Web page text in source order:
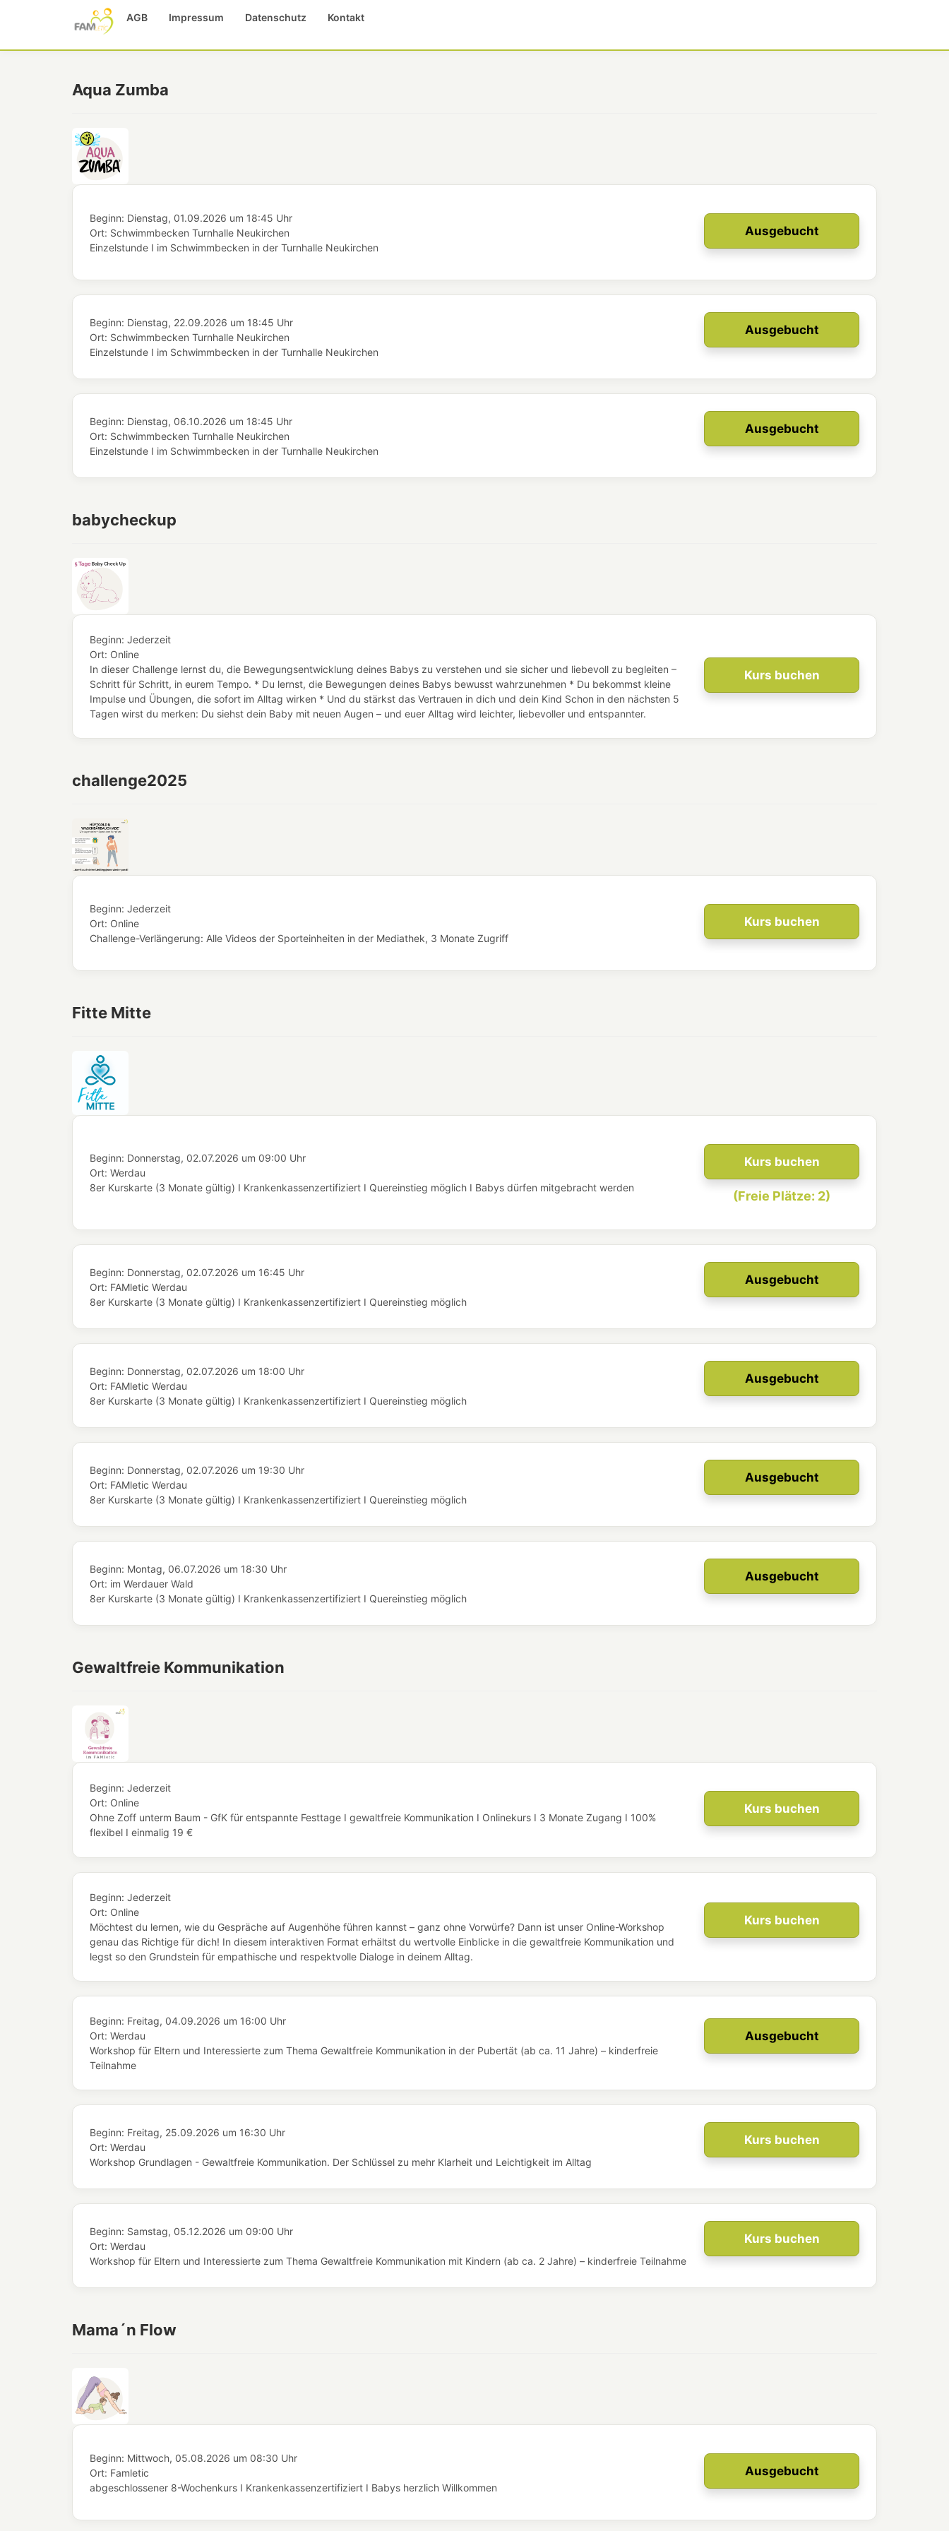
AGB Impressum Datenschutz Kontakt
Aqua Zumba
Ausgebucht
Beginn: Dienstag, 01.09.2026 um 18:45 Uhr
Ort: Schwimmbecken Turnhalle Neukirchen
Einzelstunde I im Schwimmbecken in der Turnhalle Neukirchen
Ausgebucht
Beginn: Dienstag, 22.09.2026 um 18:45 Uhr
Ort: Schwimmbecken Turnhalle Neukirchen
Einzelstunde I im Schwimmbecken in der Turnhalle Neukirchen
Ausgebucht
Beginn: Dienstag, 06.10.2026 um 18:45 Uhr
Ort: Schwimmbecken Turnhalle Neukirchen
Einzelstunde I im Schwimmbecken in der Turnhalle Neukirchen
babycheckup
Kurs buchen
Beginn: Jederzeit
Ort: Online
In dieser Challenge lernst du, die Bewegungsentwicklung deines Babys zu verstehen und sie sicher und liebevoll zu begleiten –
Schritt für Schritt, in eurem Tempo. * Du lernst, die Bewegungen deines Babys bewusst wahrzunehmen * Du bekommst kleine
Impulse und Übungen, die sofort im Alltag wirken * Und du stärkst das Vertrauen in dich und dein Kind Schon in den nächsten 5
Tagen wirst du merken: Du siehst dein Baby mit neuen Augen – und euer Alltag wird leichter, liebevoller und entspannter.
challenge2025
Kurs buchen
Beginn: Jederzeit
Ort: Online
Challenge-Verlängerung: Alle Videos der Sporteinheiten in der Mediathek, 3 Monate Zugriff
Fitte Mitte
Kurs buchen
(Freie Plätze: 2)
Beginn: Donnerstag, 02.07.2026 um 09:00 Uhr
Ort: Werdau
8er Kurskarte (3 Monate gültig) I Krankenkassenzertifiziert I Quereinstieg möglich I Babys dürfen mitgebracht werden
Ausgebucht
Beginn: Donnerstag, 02.07.2026 um 16:45 Uhr
Ort: FAMletic Werdau
8er Kurskarte (3 Monate gültig) I Krankenkassenzertifiziert I Quereinstieg möglich
Ausgebucht
Beginn: Donnerstag, 02.07.2026 um 18:00 Uhr
Ort: FAMletic Werdau
8er Kurskarte (3 Monate gültig) I Krankenkassenzertifiziert I Quereinstieg möglich
Ausgebucht
Beginn: Donnerstag, 02.07.2026 um 19:30 Uhr
Ort: FAMletic Werdau
8er Kurskarte (3 Monate gültig) I Krankenkassenzertifiziert I Quereinstieg möglich
Ausgebucht
Beginn: Montag, 06.07.2026 um 18:30 Uhr
Ort: im Werdauer Wald
8er Kurskarte (3 Monate gültig) I Krankenkassenzertifiziert I Quereinstieg möglich
Gewaltfreie Kommunikation
Kurs buchen
Beginn: Jederzeit
Ort: Online
Ohne Zoff unterm Baum - GfK für entspannte Festtage I gewaltfreie Kommunikation I Onlinekurs I 3 Monate Zugang I 100%
flexibel I einmalig 19 €
Kurs buchen
Beginn: Jederzeit
Ort: Online
Möchtest du lernen, wie du Gespräche auf Augenhöhe führen kannst – ganz ohne Vorwürfe? Dann ist unser Online-Workshop
genau das Richtige für dich! In diesem interaktiven Format erhältst du wertvolle Einblicke in die gewaltfreie Kommunikation und
legst so den Grundstein für empathische und respektvolle Dialoge in deinem Alltag.
Ausgebucht
Beginn: Freitag, 04.09.2026 um 16:00 Uhr
Ort: Werdau
Workshop für Eltern und Interessierte zum Thema Gewaltfreie Kommunikation in der Pubertät (ab ca. 11 Jahre) – kinderfreie
Teilnahme
Kurs buchen
Beginn: Freitag, 25.09.2026 um 16:30 Uhr
Ort: Werdau
Workshop Grundlagen - Gewaltfreie Kommunikation. Der Schlüssel zu mehr Klarheit und Leichtigkeit im Alltag
Kurs buchen
Beginn: Samstag, 05.12.2026 um 09:00 Uhr
Ort: Werdau
Workshop für Eltern und Interessierte zum Thema Gewaltfreie Kommunikation mit Kindern (ab ca. 2 Jahre) – kinderfreie Teilnahme​
Mama´n Flow
Ausgebucht
Beginn: Mittwoch, 05.08.2026 um 08:30 Uhr
Ort: Famletic
abgeschlossener 8-Wochenkurs I Krankenkassenzertifiziert I Babys herzlich Willkommen